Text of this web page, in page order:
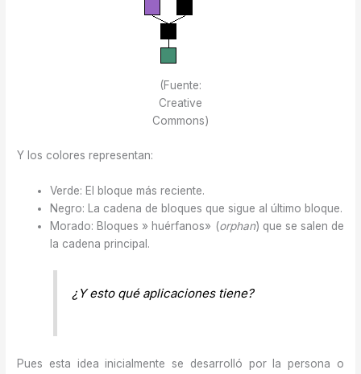
(Fuente:
Creative
Commons)
Y los colores representan:
Verde: El bloque más reciente.
Negro: La cadena de bloques que sigue al último bloque.
Morado: Bloques » huérfanos» (orphan) que se salen de
la cadena principal.
¿Y esto qué aplicaciones tiene?
Pues esta idea inicialmente se desarrolló por la persona o